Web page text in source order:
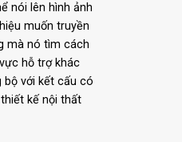
nói lên hình ảnh
muốn truyền
mà nó tìm cách
hỗ trợ khác
bộ với kết cấu có
kế nội thất